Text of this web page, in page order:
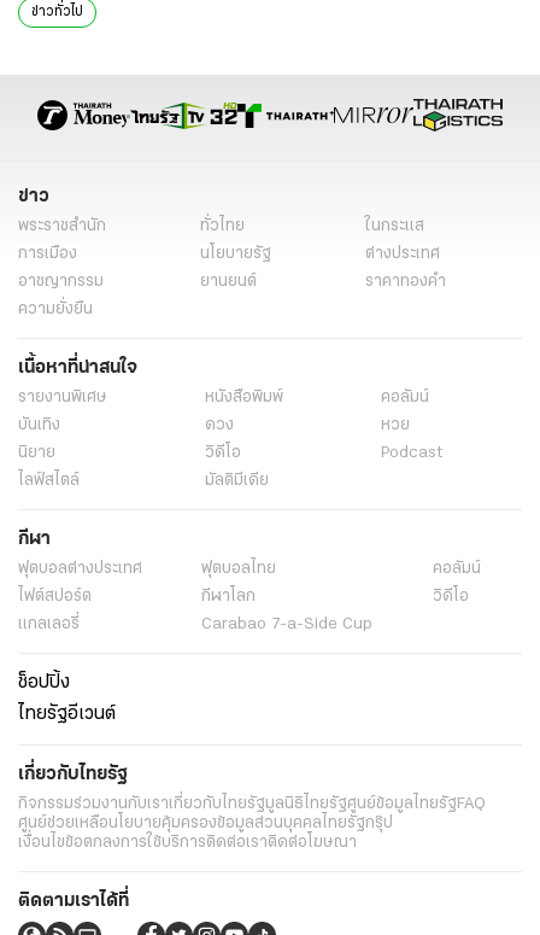
ข่าวทั่วไป
ข่าว
พระราชสำนัก ทั่วไทย
ในกระแส
การเมือง
นโยบายรัฐ
ต่างประเทศ
อาชญากรรม
ยานยนต์
ราคาทองคำ
ความยั่งยืน
เนื้อหาที่น่าสนใจ
รายงานพิเศษ หนังสือพิมพ์
คอลัมน์
บันเทิง
ดวง
หวย
นิยาย
วิดีโอ
Podcast
ไลฟ์สไตล์
มัลติมีเดีย
กีฬา
ฟุตบอลต่่างประเทศ ฟุตบอลไทย
คอลัมน์
ไฟต์สปอร์ต
กีฬาโลก
วิดีโอ
แกลเลอรี่
Carabao 7-a-Side Cup
ช็อปปิ้ง
ไทยรัฐอีเวนต์
เกี่ยวกับไทยรัฐ
กิจกรรมร่วมงานกับเราเกี่ยวกับไทยรัฐมูลนิธิไทยรัฐศูนย์ข้อมูลไทยรัฐFAQ
ศูนย์ช่วยเหลือนโยบายคุ้มครองข้อมูลส่วนบุคคลไทยรัฐกรุ๊ป
เงื่อนไขข้อตกลงการใช้บริการติดต่อเราติดต่อโฆษณา
ติดตามเราได้ที่